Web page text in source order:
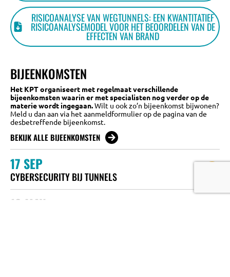
RISICOANALYSE VAN WEGTUNNELS: EEN KWANTITATIEF
RISICOANALYSEMODEL VOOR HET BEOORDELEN VAN DE
EFFECTEN VAN BRAND
BIJEENKOMSTEN
Het KPT organiseert met regelmaat verschillende
bijeenkomsten waarin er met specialisten nog verder op de
materie wordt ingegaan.Wilt u ook zo’n bijeenkomst bijwonen?
Meld u dan aan via het aanmeldformulier op de pagina van de
desbetreffende bijeenkomst.
BEKIJK ALLE BIJEENKOMSTEN
17 SEP
CYBERSECURITY BIJ TUNNELS
19 MAY